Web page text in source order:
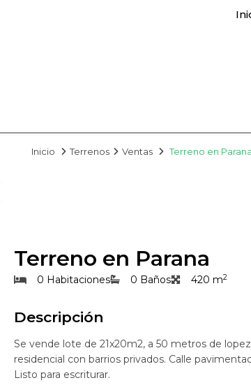
Inicio Terrenos Ventas Terreno en Parana
Terreno en Parana
0 Habitaciones 0 Baños 420 m2
Descripción
Se vende lote de 21x20m2, a 50 metros de
residencial con barrios privados. Calle
Listo para escriturar.